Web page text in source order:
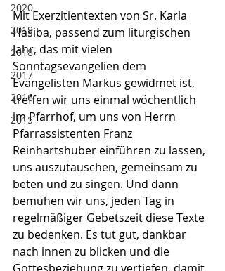
2020
2019
2018
2017
2016
2015
Mit Exerzitientexten von Sr. Karla
Hasiba, passend zum liturgischen
Jahr, das mit vielen
Sonntagsevangelien dem
Evangelisten Markus gewidmet ist,
treffen wir uns einmal wöchentlich
im Pfarrhof, um uns von Herrn
Pfarrassistenten Franz
Reinhartshuber einführen zu lassen,
uns auszutauschen, gemeinsam zu
beten und zu singen. Und dann
bemühen wir uns, jeden Tag in
regelmäßiger Gebetszeit diese Texte
zu bedenken. Es tut gut, dankbar
nach innen zu blicken und die